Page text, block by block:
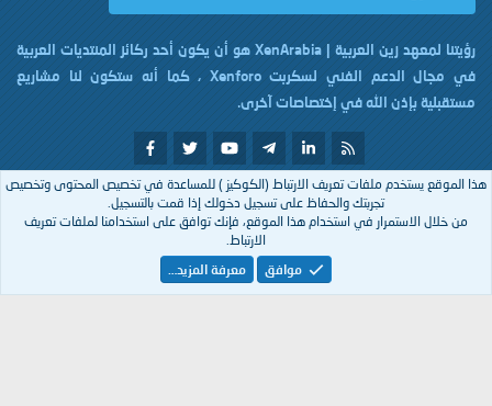
رؤيتنا لمعهد زين العربية | XenArabia هو أن يكون أحد ركائز المنتديات العربية
في مجال الدعم الفني لسكربت Xenforo ، كما أنه ستكون لنا مشاريع
مستقبلية بإذن الله في إختصاصات آخرى.
تم التصميم بكل منXenArabia
الشروط والقوانين سياسة الخصوصية
هذا الموقع يستخدم ملفات تعريف الارتباط (الكوكيز ) للمساعدة في تخصيص المحتوى وتخصيص
تجربتك والحفاظ على تسجيل دخولك إذا قمت بالتسجيل.
من خلال الاستمرار في استخدام هذا الموقع، فإنك توافق على استخدامنا لملفات تعريف
الارتباط.
موافق
معرفة المزيد…